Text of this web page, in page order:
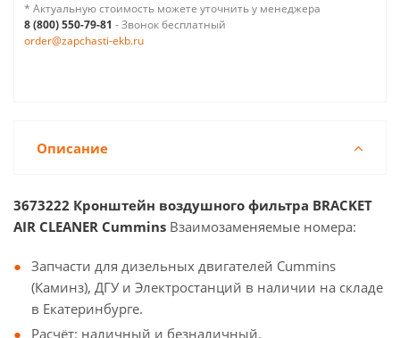
* Актуальную стоимость можете уточнить у менеджера
8 (800) 550-79-81 - Звонок бесплатный
order@zapchasti-ekb.ru
Описание
3673222 Кронштейн воздушного фильтра BRACKET
AIR CLEANER Cummins Взаимозаменяемые номера:
Запчасти для дизельных двигателей Cummins
(Каминз), ДГУ и Электростанций в наличии на складе
в Екатеринбурге.
Расчёт: наличный и безналичный.